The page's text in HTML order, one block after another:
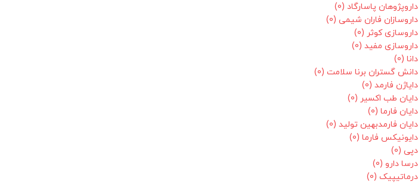
داروپژوهان پاسارگاد (0)
داروسازان فاران شیمی (0)
داروسازی کوثر (0)
داروسازی مفید (0)
دانا (0)
دانش گستران برنا سلامت (0)
دایاژن فارمد (0)
دایان طب اکسیر (0)
دایان فارما (0)
دایان فارمدبهین تولید (0)
دایونیکس فارما (0)
دپی (0)
درسا دارو (0)
درماتیپیک (0)